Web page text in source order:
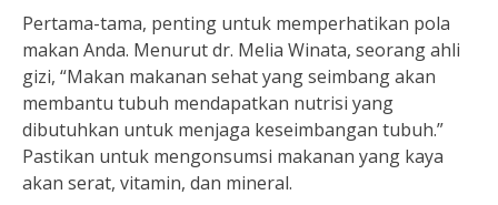
Pertama-tama, penting untuk memperhatikan pola
makan Anda. Menurut dr. Melia Winata, seorang ahli
gizi, “Makan makanan sehat yang seimbang akan
membantu tubuh mendapatkan nutrisi yang
dibutuhkan untuk menjaga keseimbangan tubuh.”
Pastikan untuk mengonsumsi makanan yang kaya
akan serat, vitamin, dan mineral.